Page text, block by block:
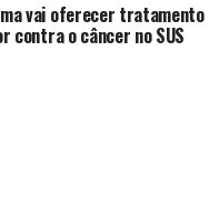
vai oferecer tratamento
contra o câncer no SUS